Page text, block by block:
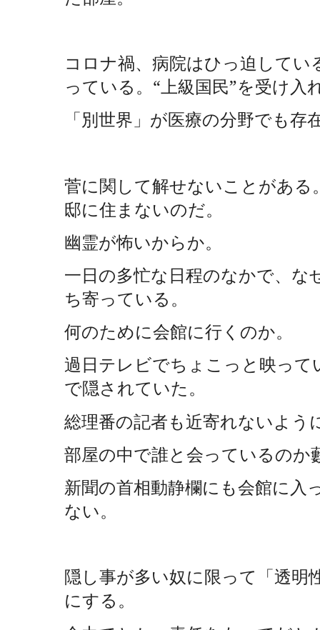
コロナ禍、病院はひっ迫してい
っている。“上級国民”を受け入
「別世界」が医療の分野でも存
菅に関して解せないことがある
邸に住まないのだ。
幽霊が怖いからか。
一日の多忙な日程のなかで、な
ち寄っている。
何のために会館に行くのか。
過日テレビでちょこっと映っ
で隠されていた。
総理番の記者も近寄れないよう
部屋の中で誰と会っているのか
新聞の首相動静欄にも会館に入
ない。
隠し事が多い奴に限って「透明
にする。